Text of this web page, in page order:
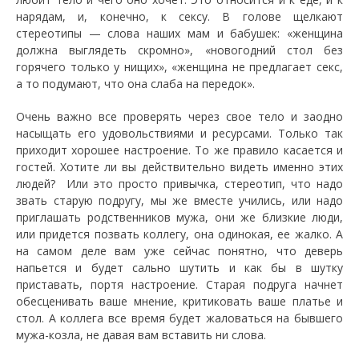
нарядам, и, конечно, к сексу. В голове щелкают
стереотипы — слова наших мам и бабушек: «женщина
должна выглядеть скромно», «новогодний стол без
горячего только у нищих», «женщина не предлагает секс,
а то подумают, что она слаба на передок».
Очень важно все проверять через свое тело и заодно
насыщать его удовольствиями и ресурсами. Только так
приходит хорошее настроение. То же правило касается и
гостей. Хотите ли вы действительно видеть именно этих
людей? Или это просто привычка, стереотип, что надо
звать старую подругу, мы же вместе учились, или надо
приглашать родственников мужа, они же близкие люди,
или придется позвать коллегу, она одинокая, ее жалко. А
на самом деле вам уже сейчас понятно, что деверь
напьется и будет сально шутить и как бы в шутку
приставать, портя настроение. Старая подруга начнет
обесценивать ваше мнение, критиковать ваше платье и
стол. А коллега все время будет жаловаться на бывшего
мужа-козла, не давая вам вставить ни слова.